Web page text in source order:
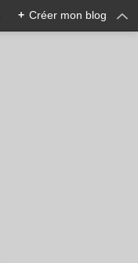
+ Créer mon blog